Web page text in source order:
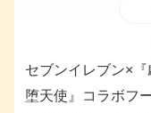
セブンイレブン×
堕天使』コラボフ